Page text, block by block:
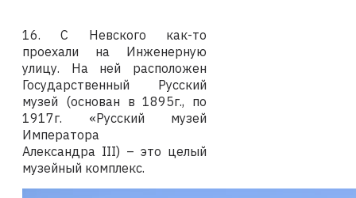
16. С Невского как-то
проехали на Инженерную
улицу. На ней расположен
Государственный Русский
музей (основан в 1895г., по
1917г. «Русский музей
Императора
Александра III) – это целый
музейный комплекс.